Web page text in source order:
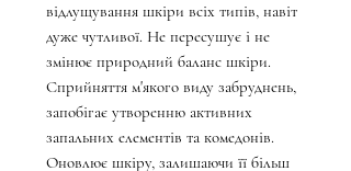
відлущування шкіри всіх типів, навіт
дуже чутливої. Не пересушує і не
змінює природний баланс шкіри.
Сприйняття м'якого виду забруднень,
запобігає утворенню активних
запальних елементів та комедонів.
Оновлює шкіру, залишаючи її більш